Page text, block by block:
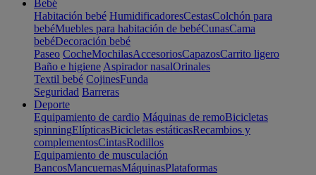
Bebé
Habitación bebé HumidificadoresCestasColchón para
bebéMuebles para habitación de bebéCunasCama
bebéDecoración bebé
Paseo CocheMochilasAccesoriosCapazosCarrito ligero
Baño e higiene Aspirador nasalOrinales
Textil bebé CojinesFunda
Seguridad Barreras
Deporte
Equipamiento de cardio Máquinas de remoBicicletas
spinningElípticasBicicletas estáticasRecambios y
complementosCintasRodillos
Equipamiento de musculación
BancosMancuernasMáquinasPlataformas